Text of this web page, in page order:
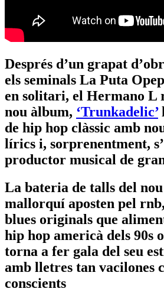
Després d’un grapat
els seminals La Puta
en solitari, el Hermano L
nou àlbum, ‘Trunkadelic’
de hip hop clàssic amb
lírics i, sorprenentment,
productor musical de
La bateria de talls del
mallorquí aposten pel
blues originals que
hip hop americà dels 90s
torna a fer gala del seu
amb lletres tan vacilones
conscients